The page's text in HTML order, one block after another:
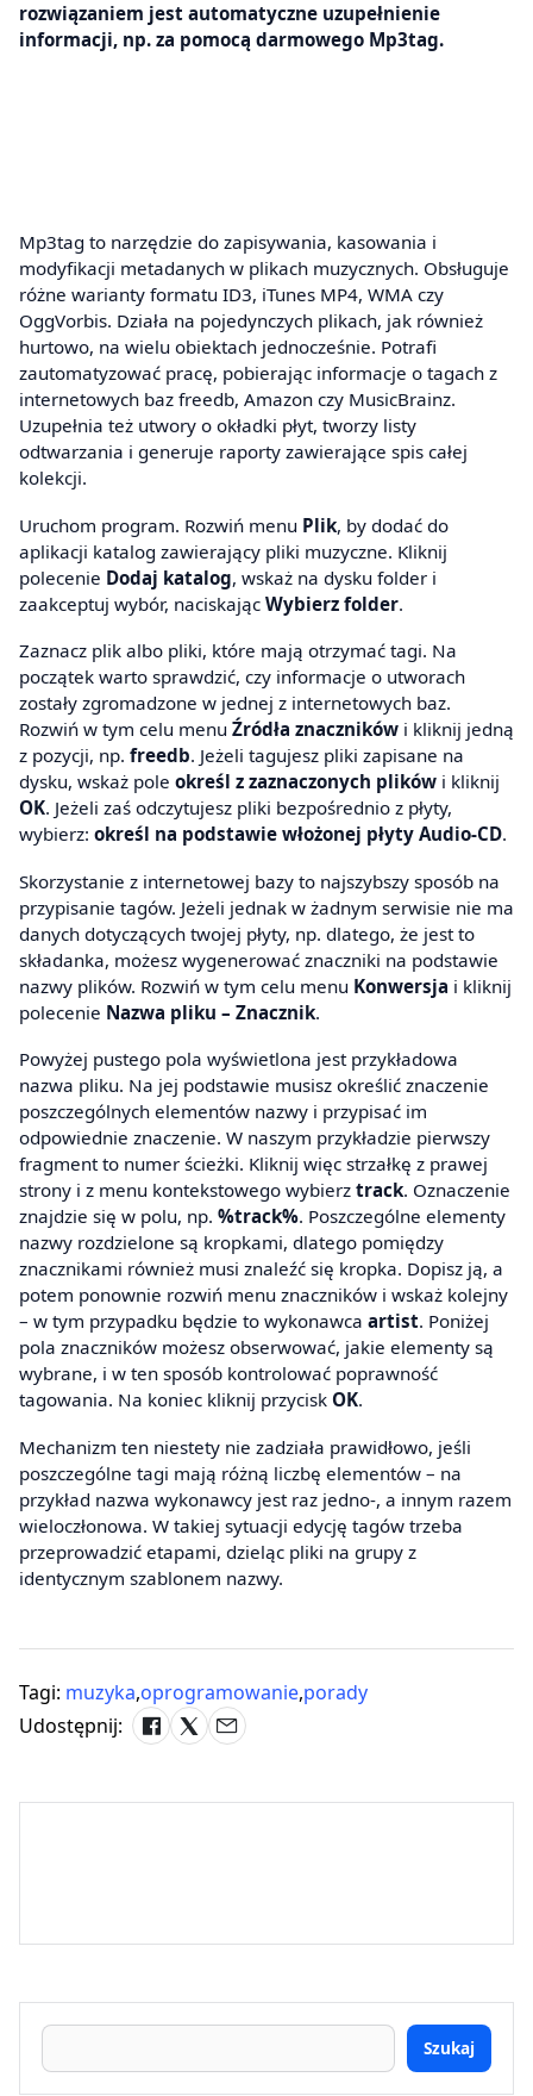
rozwiązaniem jest automatyczne uzupełnienie
informacji, np. za pomocą darmowego Mp3tag.
Mp3tag to narzędzie do zapisywania, kasowania i
modyfikacji metadanych w plikach muzycznych. Obsługuje
różne warianty formatu ID3, iTunes MP4, WMA czy
OggVorbis. Działa na pojedynczych plikach, jak również
hurtowo, na wielu obiektach jednocześnie. Potrafi
zautomatyzować pracę, pobierając informacje o tagach z
internetowych baz freedb, Amazon czy MusicBrainz.
Uzupełnia też utwory o okładki płyt, tworzy listy
odtwarzania i generuje raporty zawierające spis całej
kolekcji.
Uruchom program. Rozwiń menu Plik, by dodać do
aplikacji katalog zawierający pliki muzyczne. Kliknij
polecenie Dodaj katalog, wskaż na dysku folder i
zaakceptuj wybór, naciskając Wybierz folder.
Zaznacz plik albo pliki, które mają otrzymać tagi. Na
początek warto sprawdzić, czy informacje o utworach
zostały zgromadzone w jednej z internetowych baz.
Rozwiń w tym celu menu Źródła znaczników i kliknij jedną
z pozycji, np. freedb. Jeżeli tagujesz pliki zapisane na
dysku, wskaż pole określ z zaznaczonych plików i kliknij
OK. Jeżeli zaś odczytujesz pliki bezpośrednio z płyty,
wybierz: określ na podstawie włożonej płyty Audio-CD.
Skorzystanie z internetowej bazy to najszybszy sposób na
przypisanie tagów. Jeżeli jednak w żadnym serwisie nie ma
danych dotyczących twojej płyty, np. dlatego, że jest to
składanka, możesz wygenerować znaczniki na podstawie
nazwy plików. Rozwiń w tym celu menu Konwersja i kliknij
polecenie Nazwa pliku – Znacznik.
Powyżej pustego pola wyświetlona jest przykładowa
nazwa pliku. Na jej podstawie musisz określić znaczenie
poszczególnych elementów nazwy i przypisać im
odpowiednie znaczenie. W naszym przykładzie pierwszy
fragment to numer ścieżki. Kliknij więc strzałkę z prawej
strony i z menu kontekstowego wybierz track. Oznaczenie
znajdzie się w polu, np. %track%. Poszczególne elementy
nazwy rozdzielone są kropkami, dlatego pomiędzy
znacznikami również musi znaleźć się kropka. Dopisz ją, a
potem ponownie rozwiń menu znaczników i wskaż kolejny
– w tym przypadku będzie to wykonawca artist. Poniżej
pola znaczników możesz obserwować, jakie elementy są
wybrane, i w ten sposób kontrolować poprawność
tagowania. Na koniec kliknij przycisk OK.
Mechanizm ten niestety nie zadziała prawidłowo, jeśli
poszczególne tagi mają różną liczbę elementów – na
przykład nazwa wykonawcy jest raz jedno-, a innym razem
wieloczłonowa. W takiej sytuacji edycję tagów trzeba
przeprowadzić etapami, dzieląc pliki na grupy z
identycznym szablonem nazwy.
Tagi: muzyka,oprogramowanie,porady
Udostępnij:
Szukaj